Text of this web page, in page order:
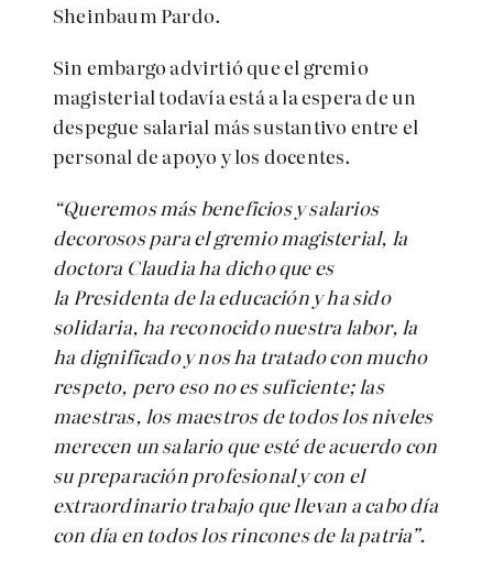
Sheinbaum Pardo.
Sin embargo advirtió que el gremio
magisterial todavía está a la espera de un
despegue salarial más sustantivo entre el
personal de apoyo y los docentes.
“Queremos más beneficios y salarios
decorosos para el gremio magisterial, la
doctora Claudia ha dicho que es
la Presidenta de la educación y ha sido
solidaria, ha reconocido nuestra labor, la
ha dignificado y nos ha tratado con mucho
respeto, pero eso no es suficiente; las
maestras, los maestros de todos los niveles
merecen un salario que esté de acuerdo con
su preparación profesional y con el
extraordinario trabajo que llevan a cabo día
con día en todos los rincones de la patria”.